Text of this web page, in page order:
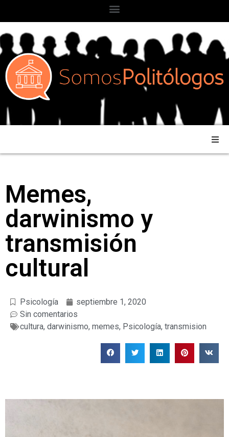
Memes,
darwinismo y
transmisión
cultural
Psicología
septiembre 1, 2020
Sin comentarios
cultura, darwinismo, memes, Psicología, transmision